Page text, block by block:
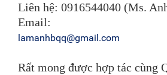
Liên hệ: 0916544040 (Ms.
Email:
lamanhbqq@gmail.com
Rất mong được hợp tác cùng